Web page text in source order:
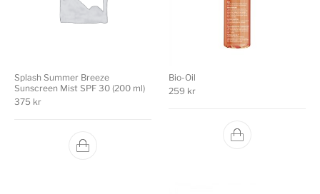
Splash Summer Breeze
Sunscreen Mist SPF 30 (200 ml)
375 kr
Bio-Oil
259 kr